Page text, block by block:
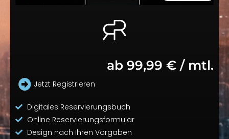
ab 99,99 € / mtl.
Jetzt Registrieren
Digitales Reservierungsbuch
Online Reservierungsformular
Design nach Ihren Vorgaben